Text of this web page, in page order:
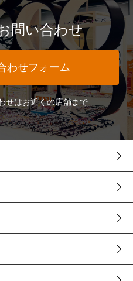
問い合わせ
わせフォーム
せはお近くの店舗まで